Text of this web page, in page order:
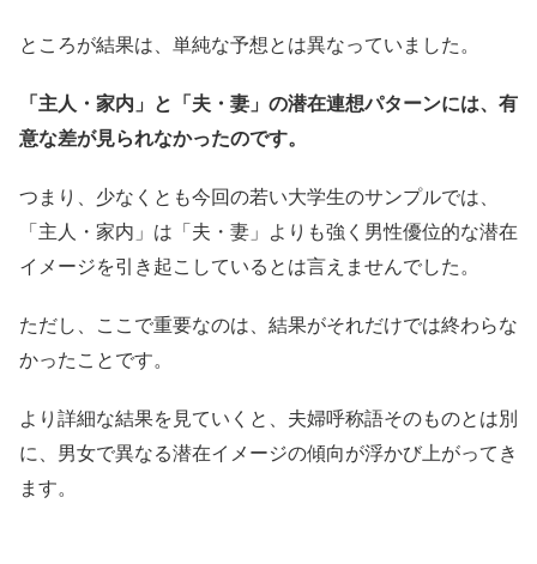
ところが結果は、単純な予想とは異なっていました。
「主人・家内」と「夫・妻」の潜在連想パターンには、有
意な差が見られなかったのです。
つまり、少なくとも今回の若い大学生のサンプルでは、
「主人・家内」は「夫・妻」よりも強く男性優位的な潜在
イメージを引き起こしているとは言えませんでした。
ただし、ここで重要なのは、結果がそれだけでは終わらな
かったことです。
より詳細な結果を見ていくと、夫婦呼称語そのものとは別
に、男女で異なる潜在イメージの傾向が浮かび上がってき
ます。